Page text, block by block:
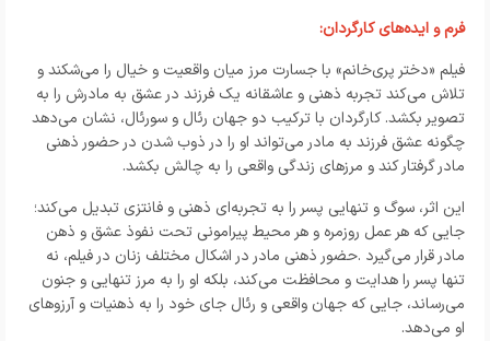
فرم و ایده‌های کارگردان:
فیلم «دختر پری‌خانم» با جسارت مرز میان واقعیت و خیال را می‌شکند و
تلاش می‌کند تجربه ذهنی و عاشقانه یک فرزند در عشق به مادرش را به
تصویر بکشد. کارگردان با ترکیب دو جهان رئال و سورئال، نشان می‌دهد
چگونه عشق فرزند به مادر می‌تواند او را در ذوب شدن در حضور ذهنی
مادر گرفتار کند و مرزهای زندگی واقعی را به چالش بکشد.
این اثر، سوگ و تنهایی پسر را به تجربه‌ای ذهنی و فانتزی تبدیل می‌کند؛
جایی که هر عمل روزمره و هر محیط پیرامونی تحت نفوذ عشق و ذهن
مادر قرار می‌گیرد .حضور ذهنی مادر در اشکال مختلف زنان در فیلم، نه
تنها پسر را هدایت و محافظت می‌کند، بلکه او را به مرز تنهایی و جنون
می‌رساند، جایی که جهان واقعی و رئال جای خود را به ذهنیات و آرزوهای
او می‌دهد.